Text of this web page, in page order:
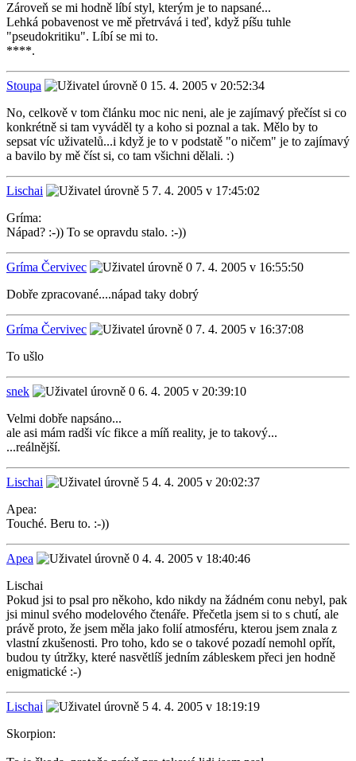
Zároveň se mi hodně líbí styl, kterým je to napsané...
Lehká pobavenost ve mě přetrvává i teď, když píšu tuhle
"pseudokritiku". Líbí se mi to.
****.
Stoupa
15. 4. 2005 v 20:52:34
No, celkově v tom článku moc nic neni, ale je zajímavý přečíst si co
konkrétně si tam vyváděl ty a koho si poznal a tak. Mělo by to
sepsat víc uživatelů...i když je to v podstatě "o ničem" je to zajímavý
a bavilo by mě číst si, co tam všichni dělali. :)
Lischai
7. 4. 2005 v 17:45:02
Gríma:
Nápad? :-)) To se opravdu stalo. :-))
Gríma Červivec
7. 4. 2005 v 16:55:50
Dobře zpracované....nápad taky dobrý
Gríma Červivec
7. 4. 2005 v 16:37:08
To ušlo
snek
6. 4. 2005 v 20:39:10
Velmi dobře napsáno...
ale asi mám radši víc fikce a míň reality, je to takový...
...reálnější.
Lischai
4. 4. 2005 v 20:02:37
Apea:
Touché. Beru to. :-))
Apea
4. 4. 2005 v 18:40:46
Lischai
Pokud jsi to psal pro někoho, kdo nikdy na žádném conu nebyl, pak
jsi minul svého modelového čtenáře. Přečetla jsem si to s chutí, ale
právě proto, že jsem měla jako folií atmosféru, kterou jsem znala z
vlastní zkušenosti. Pro toho, kdo se o takové pozadí nemohl opřít,
budou ty útržky, které nasvětlíš jedním zábleskem přeci jen hodně
enigmatické :-)
Lischai
4. 4. 2005 v 18:19:19
Skorpion: